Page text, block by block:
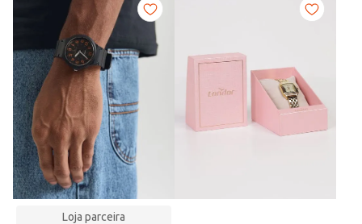
Loja parceira